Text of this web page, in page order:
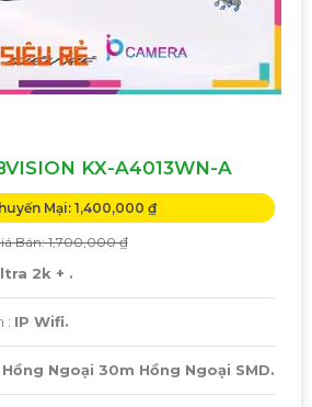
KX-A4013WN-A
Mại: 1,400,000 ₫
Bán: 1,700,000 ₫
2k + .
: IP Wifi.
Hồng Ngoại 30m Hồng Ngoại SMD.